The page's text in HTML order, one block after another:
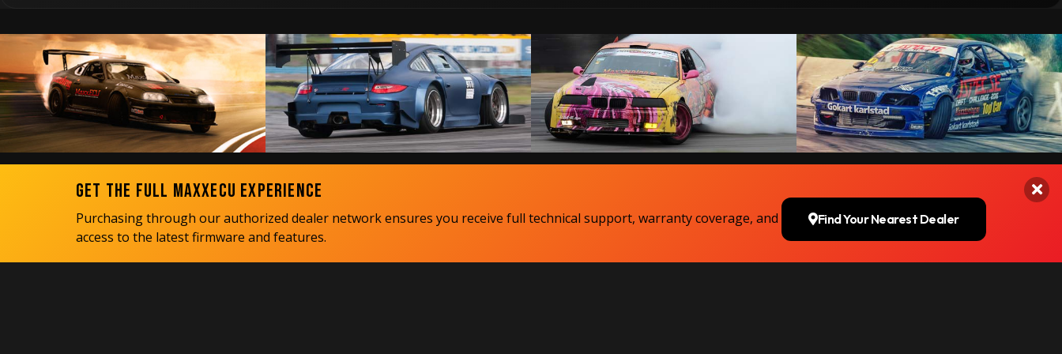
Copyright MaxxECU 2026 ©
Get the Full MaxxECU Experience
Purchasing through our authorized dealer network ensures you receive full technical support, warranty coverage, and
access to the latest firmware and features.
Find Your Nearest Dealer